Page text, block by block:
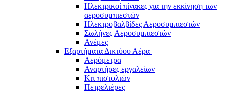
Ηλεκτρικοί πίνακες για την εκκίνηση των
αεροσυμπιεστών
Ηλεκτροβαλβίδες Αεροσυμπιεστών
Σωλήνες Αεροσυμπιεστών
Ανέμες
Εξαρτήματα Δικτύου Αέρα +
Αερόμετρα
Αναρτήρες εργαλείων
Κιτ πιστολιών
Πετρελιέρες